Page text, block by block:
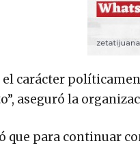
carácter
aseguró la
que para continuar